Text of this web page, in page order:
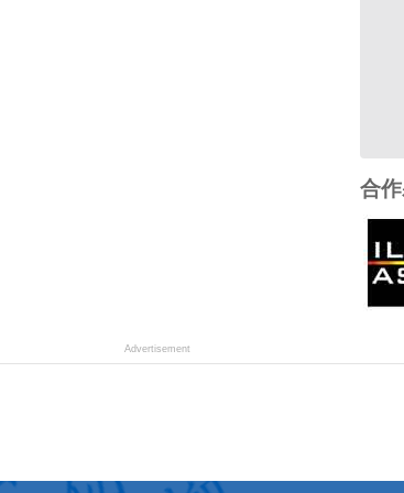
合
Advertisement